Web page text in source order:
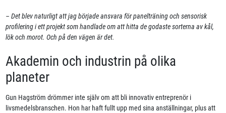
– Det blev naturligt att jag började ansvara för panelträning och sensorisk
profilering i ett projekt som handlade om att hitta de godaste sorterna av kål,
lök och morot. Och på den vägen är det.
Akademin och industrin på olika
planeter
Gun Hagström drömmer inte själv om att bli innovativ entreprenör i
livsmedelsbranschen. Hon har haft fullt upp med sina anställningar, plus att